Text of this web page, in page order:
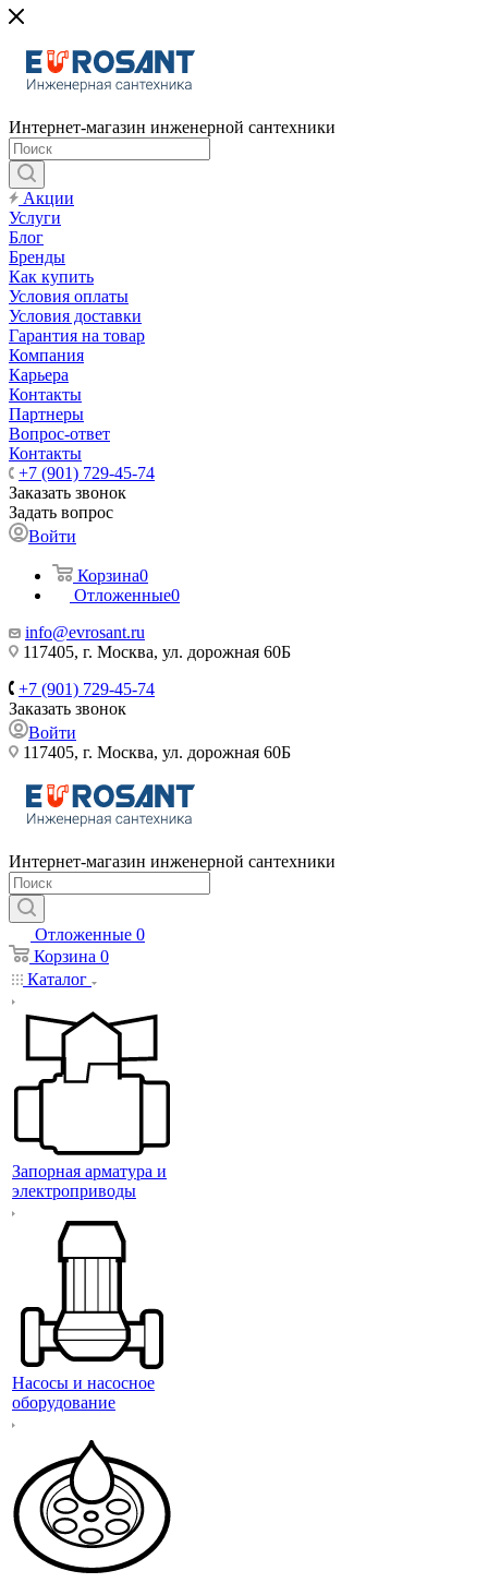
Интернет-магазин инженерной сантехники
Акции
Услуги
Блог
Бренды
Как купить
Условия оплаты
Условия доставки
Гарантия на товар
Компания
Карьера
Контакты
Партнеры
Вопрос-ответ
Контакты
+7 (901) 729-45-74
Заказать звонок
Задать вопрос
Войти
Корзина0
Отложенные0
info@evrosant.ru
117405, г. Москва, ул. дорожная 60Б
+7 (901) 729-45-74
Заказать звонок
Войти
117405, г. Москва, ул. дорожная 60Б
Интернет-магазин инженерной сантехники
Отложенные 0
Корзина 0
Каталог
Запорная арматура и
электроприводы
Насосы и насосное
оборудование